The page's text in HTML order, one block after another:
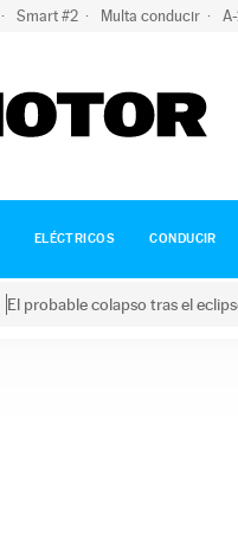
Smart #2 Multa conducir
ELÉCTRICOS CONDUCIR
El probable colapso tras el